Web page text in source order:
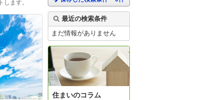
ます。
最近の検索条件
まだ情報がありません
住まいのコラム